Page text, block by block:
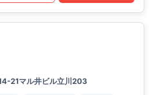
21マル井ビル立川203